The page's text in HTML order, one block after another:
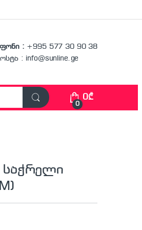
: +995 577 30 90 38
: info@sunline.ge
0
0₾
საჭრელი